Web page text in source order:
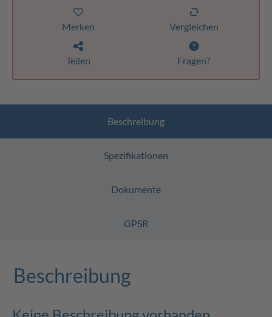
Merken Vergleichen
Teilen Fragen?
Beschreibung
Spezifikationen
Dokumente
GPSR
Beschreibung